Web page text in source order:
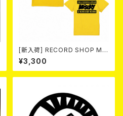
[新入荷] RECORD SHOP MIS
ERY / 33th anniversary T-s
hirts (yellow ①)
¥3,300